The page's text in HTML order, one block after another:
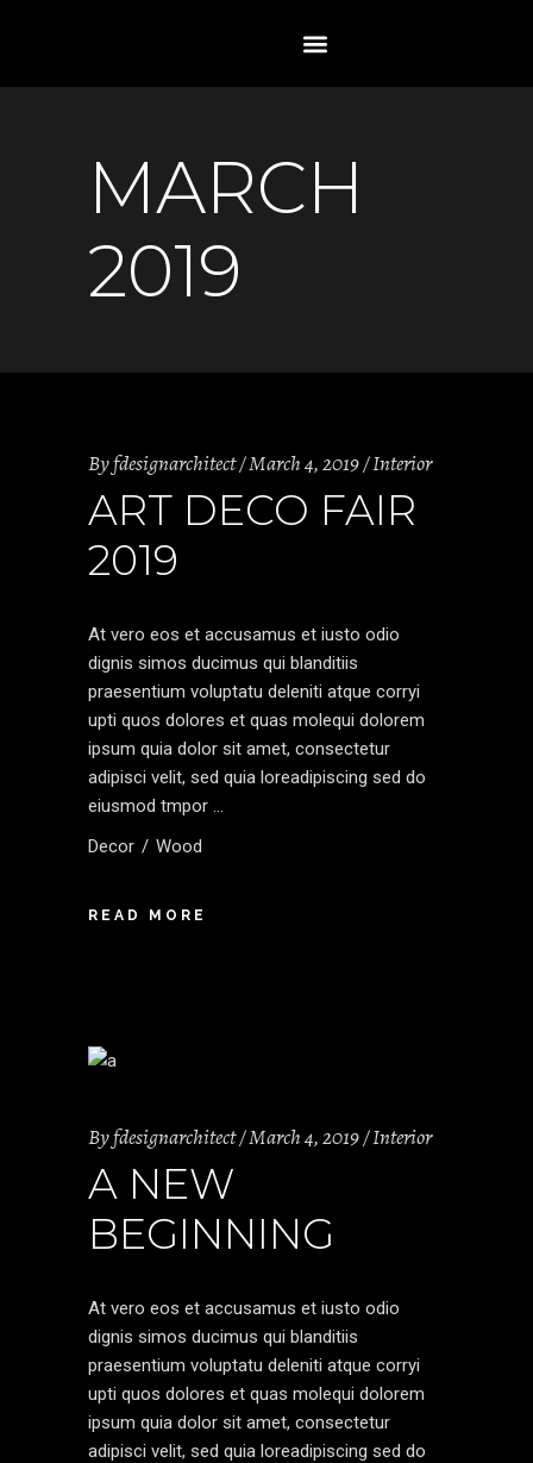
MARCH
2019
Byfdesignarchitect March 4, 2019 Interior
ART DECO FAIR
2019
At vero eos et accusamus et iusto odio
dignis simos ducimus qui blanditiis
praesentium voluptatu deleniti atque corryi
upti quos dolores et quas molequi dolorem
ipsum quia dolor sit amet, consectetur
adipisci velit, sed quia loreadipiscing sed do
eiusmod tmpor
Decor
Wood
READ MORE
Byfdesignarchitect March 4, 2019 Interior
A NEW
BEGINNING
At vero eos et accusamus et iusto odio
dignis simos ducimus qui blanditiis
praesentium voluptatu deleniti atque corryi
upti quos dolores et quas molequi dolorem
ipsum quia dolor sit amet, consectetur
adipisci velit, sed quia loreadipiscing sed do